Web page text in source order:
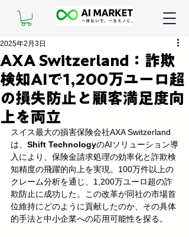
AXA Switzerland：詐欺
検知AIで1,200万ユーロ超
の損失防止と顧客満足度向
上を両立
2025年2月3日
スイス最大の損害保険会社AXA Switzerland
は、 Shift TechnologyのAIソリューション導
入により、保険金請求処理の効率化と詐欺検
知精度の飛躍的向上を実現。100万件以上の
クレーム分析を通じ、1,200万ユーロ超の詐
欺防止に成功した。この改革が同社の市場首
位維持にどのように貢献したのか、その具体
的手法と中小企業への応用可能性を探る。